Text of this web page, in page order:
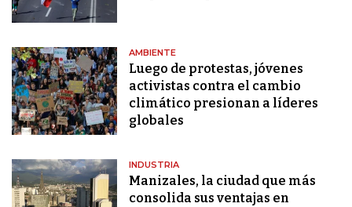
AMBIENTE
Luego de protestas, jóvenes
activistas contra el cambio
climático presionan a líderes
globales
INDUSTRIA
Manizales, la ciudad que más
consolida sus ventajas en